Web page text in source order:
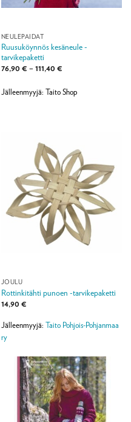
NEULEPAIDAT
Ruusuköynnös kesäneule -
tarvikepaketti
76,90 € – 111,40 €Hintaluokka:
111,40 €
Jälleenmyyjä: Taito Shop
JOULU
Rottinkitähti punoen -tarvikepaketti
14,90 €
Jälleenmyyjä: Taito Pohjois-Pohjanmaa
ry